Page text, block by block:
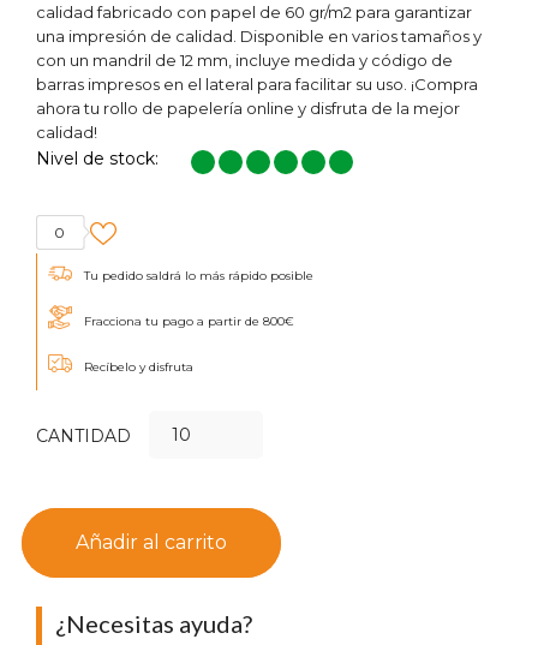
calidad fabricado con papel de 60 gr/m2 para garantizar
una impresión de calidad. Disponible en varios tamaños y
con un mandril de 12 mm, incluye medida y código de
barras impresos en el lateral para facilitar su uso. ¡Compra
ahora tu rollo de papelería online y disfruta de la mejor
calidad!
Nivel de stock:
0
Tu pedido saldrá lo más rápido posible
Fracciona tu pago a partir de 800€
Recíbelo y disfruta
CANTIDAD
Añadir al carrito
¿Necesitas ayuda?